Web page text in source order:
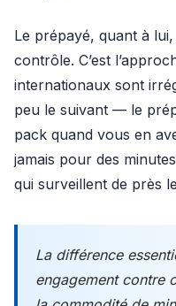
Le prépayé, quant à
contrôle. C’est
internationaux sont
peu le suivant — le
pack quand vous en
jamais pour des
qui surveillent de près
La différence
engagement contre